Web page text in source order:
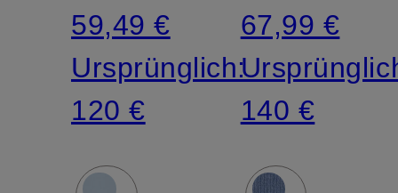
59,49 €
Ursprünglich:
120 €
67,99 €
140 €